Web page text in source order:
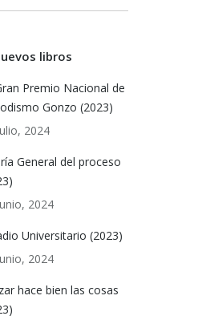
libros
Premio Nacional de
Gonzo (2023)
2024
General del proceso
2024
Universitario (2023)
2024
hace bien las cosas